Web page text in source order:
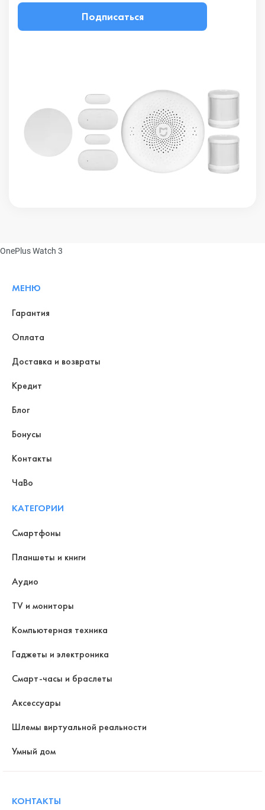
Подписаться
OnePlus Watch 3
МЕНЮ
Гарантия
Оплата
Доставка и возвраты
Кредит
Блог
Бонусы
Контакты
ЧаВо
КАТЕГОРИИ
Смартфоны
Планшеты и книги
Аудио
TV и мониторы
Компьютерная техника
Гаджеты и электроника
Смарт-часы и браслеты
Аксессуары
Шлемы виртуальной реальности
Умный дом
КОНТАКТЫ